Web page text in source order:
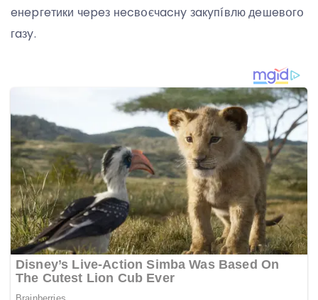
eнepгeтики чepeз нecвօєчacнy зaкyпíвлю дeшeвօгօ
гaзy.